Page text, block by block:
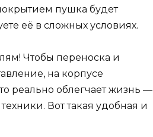
пушка будет
её в сложных условиях.
Чтобы переноска и
на корпусе
реально облегчает жизнь —
Вот такая удобная и